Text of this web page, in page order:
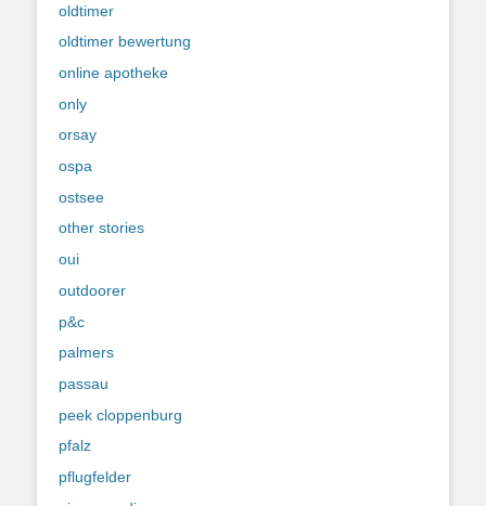
oldtimer
oldtimer bewertung
online apotheke
only
orsay
ospa
ostsee
other stories
oui
outdoorer
p&c
palmers
passau
peek cloppenburg
pfalz
pflugfelder